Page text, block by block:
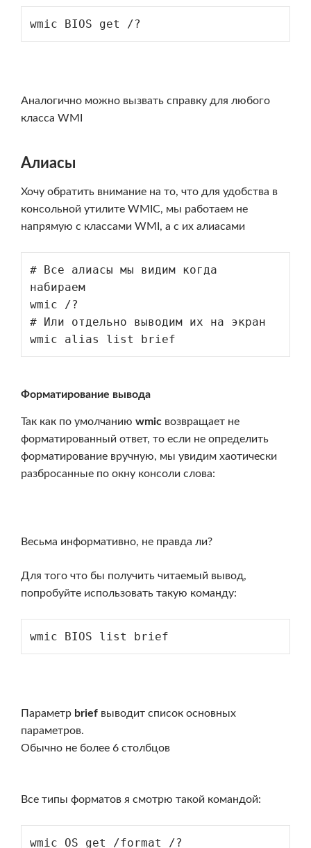
wmic BIOS get /?
Аналогично можно вызвать справку для любого
класса WMI
Алиасы
Хочу обратить внимание на то, что для удобства в
консольной утилите WMIC, мы работаем не
напрямую с классами WMI, а с их алиасами
# Все алиасы мы видим когда
набираем
wmic /?
# Или отдельно выводим их на экран
Форматирование вывода
Так как по умолчанию wmic возвращает не
форматированный ответ, то если не определить
форматирование вручную, мы увидим хаотически
разбросанные по окну консоли слова:
Весьма информативно, не правда ли?
Для того что бы получить читаемый вывод,
попробуйте использовать такую команду:
wmic BIOS list brief
Параметр brief выводит список основных
параметров.
Обычно не более 6 столбцов
Все типы форматов я смотрю такой командой:
wmic OS get /format /?